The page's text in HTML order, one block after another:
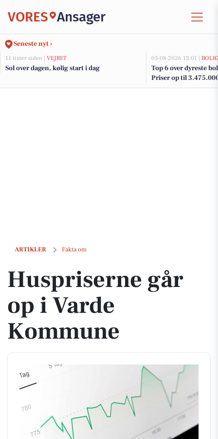
VORES Ansager
Seneste nyt ›
11 timer siden | VEJRET
Sol over dagen, kølig start i dag
05-08-2026 13:01 |
Top 6 over dyreste
Priser op til
ARTIKLER Fakta om
Huspriserne går op i Varde Kommune
Huspriserne går
op i Varde
Kommune